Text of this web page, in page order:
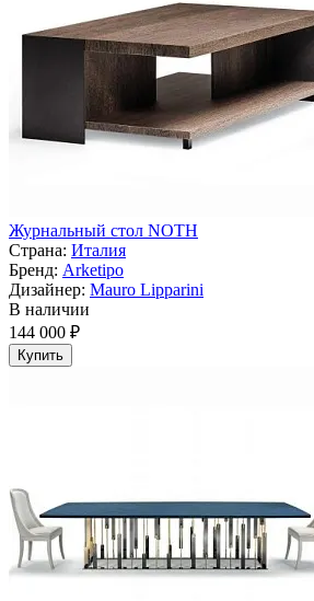
Журнальный стол NOTH
Страна: Италия
Бренд: Arketipo
Дизайнер: Mauro Lipparini
В наличии
144 000 ₽
Купить